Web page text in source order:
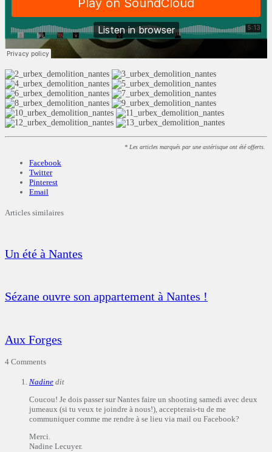
* Les articles marqués par une astérisque ont été offerts.
Facebook
Twitter
Pinterest
Email
Articles similaires
Un été à Nantes
Sézane ouvre son appartement à Nantes !
Aux Forges
4 Comments
Nadine dit
Coucou! Je dois passer sur Nantes faire un shooting samedi avec deux
jumeaux (si tu veux te joindre à nous!), accepterais-tu de me
communiquer comme me rendre à se lieu via mail ou Facebook?
Merci.
Nadine Lecuyer.